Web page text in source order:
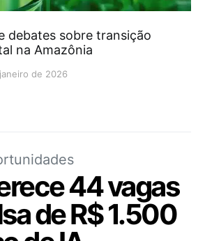
debates sobre transição
na Amazônia
de 2026
44 vagas
de R$ 1.500